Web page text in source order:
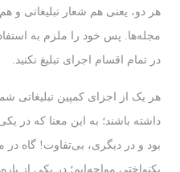
هر دو، یعنی هم شعار تبلیغاتی و
مجله‌ها. پس خود را ملزم به
در تمام اقسام اجرای تبلیغ نکنید.
هر یک از اجزای کمپین تبلیغاتی
داشته باشند؛ به این معنا که در
بود و در دیگری، بی‌تفاوت! گاه در
یکنواختی مواجه‌ایم؛ در یکی از